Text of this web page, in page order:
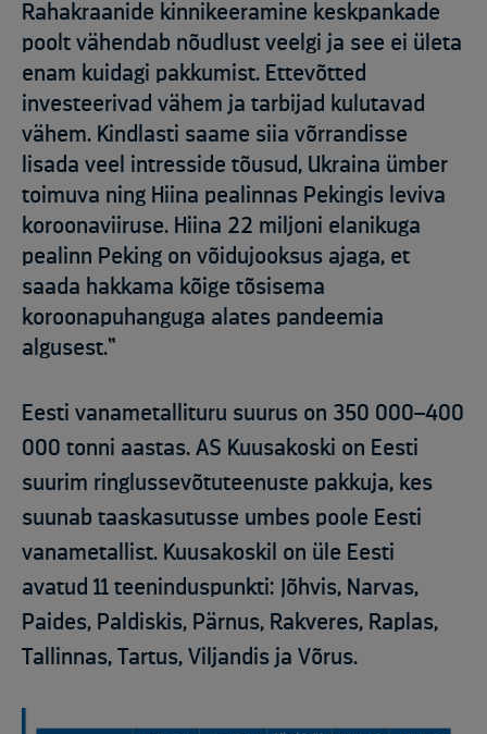
Rahakraanide kinnikeeramine keskpankade
poolt vähendab nõudlust veelgi ja see ei ületa
enam kuidagi pakkumist. Ettevõtted
investeerivad vähem ja tarbijad kulutavad
vähem. Kindlasti saame siia võrrandisse
lisada veel intresside tõusud, Ukraina ümber
toimuva ning Hiina pealinnas Pekingis leviva
koroonaviiruse. Hiina 22 miljoni elanikuga
pealinn Peking on võidujooksus ajaga, et
saada hakkama kõige tõsisema
koroonapuhanguga alates pandeemia
algusest.“
Eesti vanametallituru suurus on 350 000–400
000 tonni aastas. AS Kuusakoski on Eesti
suurim ringlussevõtuteenuste pakkuja, kes
suunab taaskasutusse umbes poole Eesti
vanametallist. Kuusakoski l on üle Eesti
avatud 11 teeninduspunkti: Jõhvis, Narvas,
Paides, Paldiskis, Pärnus, Rakveres, Raplas,
Tallinnas, Tartus, Viljandis ja Võrus.